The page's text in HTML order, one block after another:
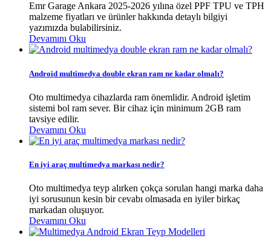
Emr Garage Ankara 2025-2026 yılına özel PPF TPU ve TPH
malzeme fiyatları ve ürünler hakkında detaylı bilgiyi
yazımızda bulabilirsiniz.
Devamını Oku
Android multimedya double ekran ram ne kadar olmalı?
Oto multimedya cihazlarda ram önemlidir. Android işletim
sistemi bol ram sever. Bir cihaz için minimum 2GB ram
tavsiye edilir.
Devamını Oku
En iyi araç multimedya markası nedir?
Oto multimedya teyp alırken çokça sorulan hangi marka daha
iyi sorusunun kesin bir cevabı olmasada en iyiler birkaç
markadan oluşuyor.
Devamını Oku